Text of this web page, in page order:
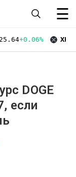
☰
+0.06% XRP
DOGE
если